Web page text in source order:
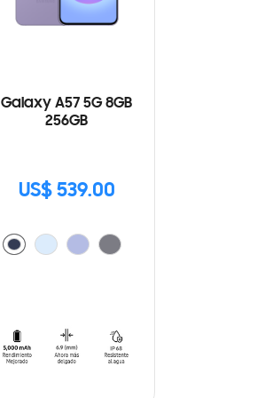
Galaxy A57 5G 8GB
256GB
US$ 539.00